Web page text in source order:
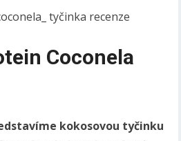
Coconela
kokosovou tyčinku